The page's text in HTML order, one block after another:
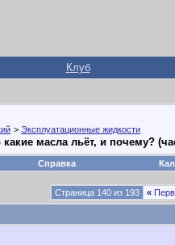
Клуб
> Эксплуатационные жидкости
какие масла льёт, и почему?
Справка
Страница 140 из 193 «